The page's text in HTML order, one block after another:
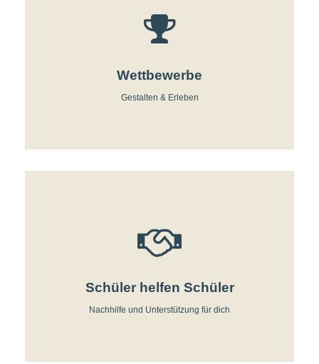
Wettbewerbe
Gestalten & Erleben
Schüler helfen Schüler
Nachhilfe und Unterstützung für dich